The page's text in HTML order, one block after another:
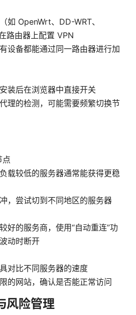
如 OpenWrt、DD-WRT、
路由器上配置 VPN
设备都能通过同一路由器进行加
装后在浏览器中直接开关
理的检测，可能需要频繁切换节
点
载较低的服务器通常能获得更稳
，尝试切到不同地区的服务器
好的服务商，使用“自动重连”功
动时断开
对比不同服务器的速度
的网站，确认是否能正常访问
风险管理